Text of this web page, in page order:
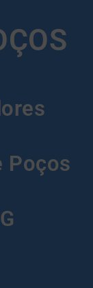
Poços